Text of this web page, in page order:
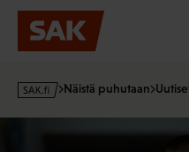
Hyppää
sisältöön
s
Näistä puhutaan